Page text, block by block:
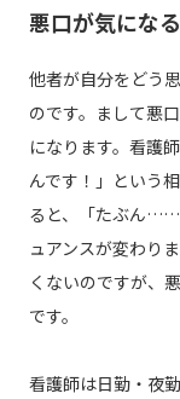
悪口が気にな
他者が自分をどう
のです。まして悪
になります。看護
んです！」という
ると、「たぶん……
ュアンスが変わり
くないのですが、
です。
看護師は日勤・夜